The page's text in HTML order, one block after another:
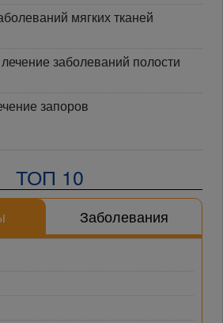
мягких тканей
заболеваний полости
запоров
ТОП 10
Заболевания